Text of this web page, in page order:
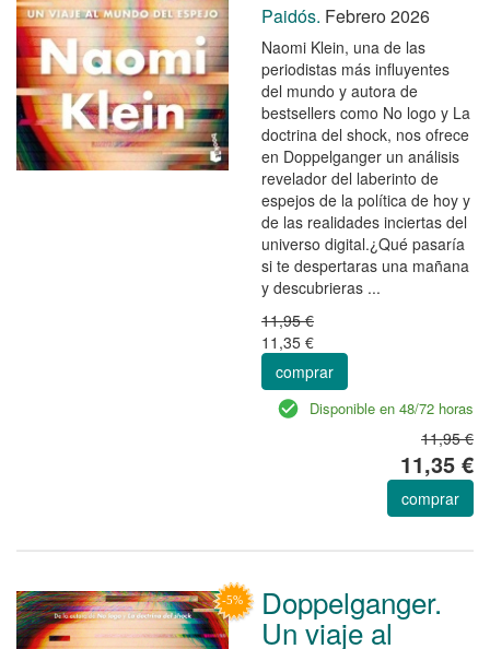
Paidós. Febrero 2026
Naomi Klein, una de las
periodistas más influyentes
del mundo y autora de
bestsellers como No logo y La
doctrina del shock, nos ofrece
en Doppelganger un análisis
revelador del laberinto de
espejos de la política de hoy y
de las realidades inciertas del
universo digital.¿Qué pasaría
si te despertaras una mañana
y descubrieras ...
11,95 €
11,35 €
comprar
Disponible en 48/72 horas
11,95 €
11,35 €
comprar
Doppelganger.
Un viaje al